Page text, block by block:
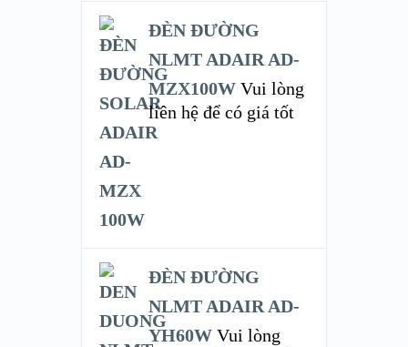
ĐÈN ĐƯỜNG
NLMT ADAIR AD-
MZX100W Vui lòng
liên hệ để có giá tốt
ĐÈN ĐƯỜNG
NLMT ADAIR AD-
YH60W Vui lòng